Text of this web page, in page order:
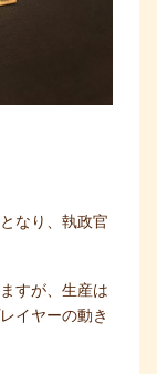
なり、執政官
すが、生産は
イヤーの動き